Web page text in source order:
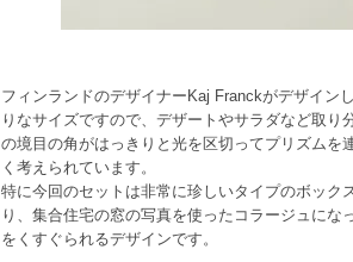
フィンランドのデザイナーKaj Franckがデザイン
りなサイズですので、デザートやサラダなど取
の境目の角がはっきりと光を区切ってプリズムを
く考えられています。
特に今回のセットは非常に珍しいタイプのボック
り、集合住宅の窓の写真を使ったコラージュに
をくすぐられるデザインです。